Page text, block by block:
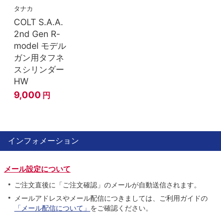
タナカ
COLT S.A.A.
2nd Gen R-
model モデル
ガン用タフネ
スシリンダー
HW
9,000 円
インフォメーション
メール設定について
ご注文直後に「ご注文確認」のメールが自動送信されます。
メールアドレスやメール配信につきましては、ご利用ガイドの
「メール配信について」 をご確認ください。